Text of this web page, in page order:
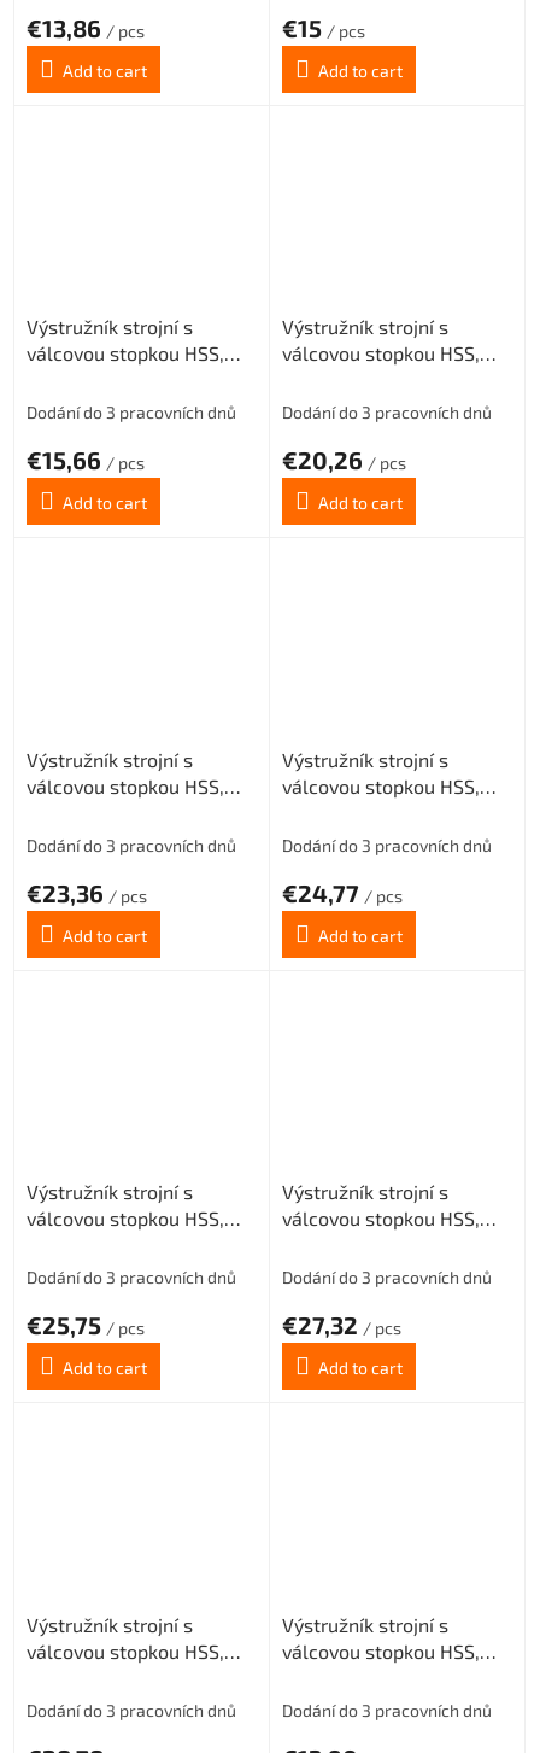
€13,86 / pcs
Add to cart
€15 / pcs
Add to cart
Výstružník strojní s
válcovou stopkou HSS,
Dodání do 3 pracovních dnů
€15,66 / pcs
Add to cart
Výstružník strojní s
válcovou stopkou HSS,
Dodání do 3 pracovních dnů
€20,26 / pcs
Add to cart
Výstružník strojní s
válcovou stopkou HSS,
Dodání do 3 pracovních dnů
€23,36 / pcs
Add to cart
Výstružník strojní s
válcovou stopkou HSS,
Dodání do 3 pracovních dnů
€24,77 / pcs
Add to cart
Výstružník strojní s
válcovou stopkou HSS,
Dodání do 3 pracovních dnů
€25,75 / pcs
Add to cart
Výstružník strojní s
válcovou stopkou HSS,
Dodání do 3 pracovních dnů
€27,32 / pcs
Add to cart
Výstružník strojní s
válcovou stopkou HSS,
Dodání do 3 pracovních dnů
Výstružník strojní s
válcovou stopkou HSS,
Dodání do 3 pracovních dnů